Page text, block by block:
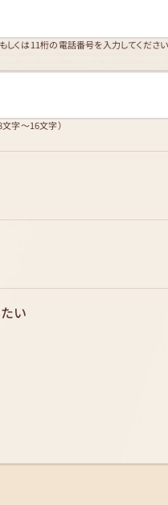
しくは11桁の電話番号を入力してください
字〜16文字）
い